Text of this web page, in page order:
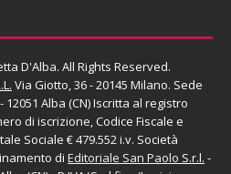
D'Alba. All Rights Reserved.
Via Giotto, 36 - 20145 Milano. Sede
Alba (CN) Iscritta al registro
di iscrizione, Codice Fiscale e
Sociale € 479.552 i.v. Società
di Editoriale San Paolo S.r.l. -